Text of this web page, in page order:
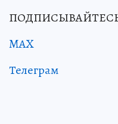
MAX
Телеграм